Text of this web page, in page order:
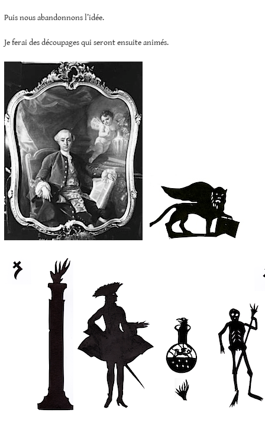
Puis nous abandonnons l’idée.
Je ferai des découpages qui seront ensuite animés.